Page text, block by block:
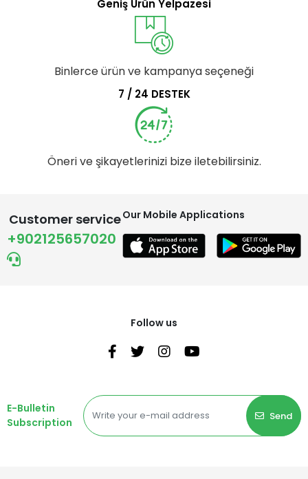
Geniş Ürün Yelpazesi
Binlerce ürün ve kampanya seçeneği
7 / 24 DESTEK
Öneri ve şikayetlerinizi bize iletebilirsiniz.
Customer service
+902125657020
Our Mobile Applications
Follow us
E-Bulletin
Subscription
Send